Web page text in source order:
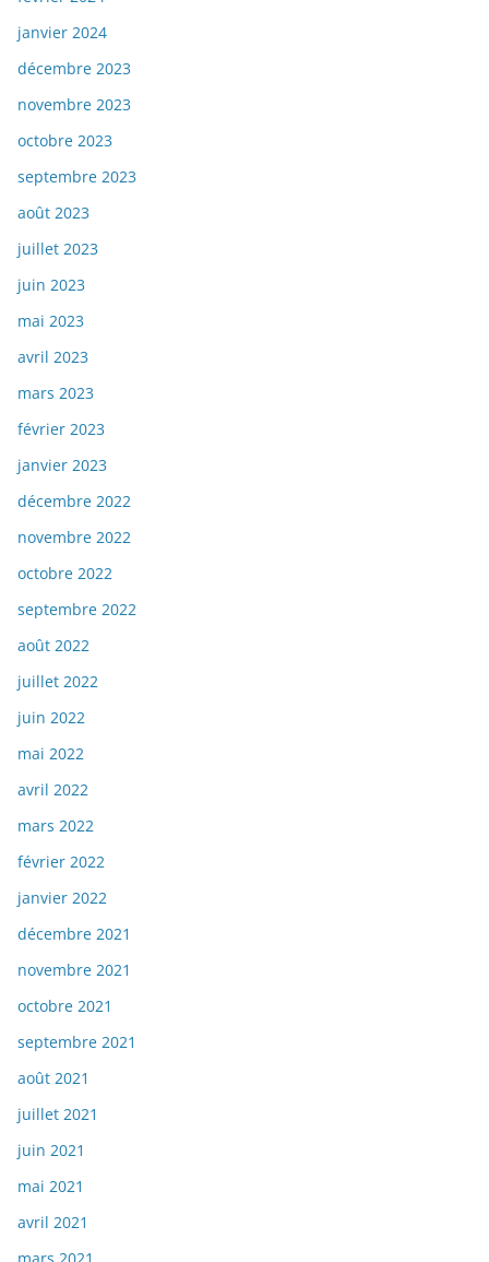
janvier 2024
décembre 2023
novembre 2023
octobre 2023
septembre 2023
août 2023
juillet 2023
juin 2023
mai 2023
avril 2023
mars 2023
février 2023
janvier 2023
décembre 2022
novembre 2022
octobre 2022
septembre 2022
août 2022
juillet 2022
juin 2022
mai 2022
avril 2022
mars 2022
février 2022
janvier 2022
décembre 2021
novembre 2021
octobre 2021
septembre 2021
août 2021
juillet 2021
juin 2021
mai 2021
avril 2021